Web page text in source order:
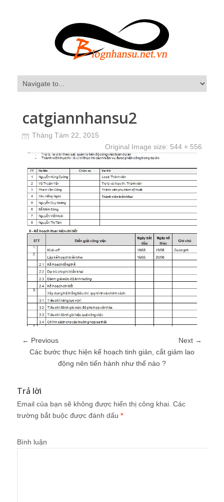
catgiannhansu2
Tháng Tám 22, 2015
Original Image size: 544 × 556
← Previous
Next →
Các bước thực hiện kế hoạch tinh giản, cắt giảm lao
động nên tiến hành như thế nào ?
Trả lời
Email của bạn sẽ không được hiển thị công khai. Các
trường bắt buộc được đánh dấu *
Bình luận